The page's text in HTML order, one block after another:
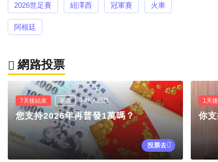
2026世足賽 紐澤西 冠軍賽 火車
阿根廷
網路投票
7天後結束 單選 3.8K人已投
您支持2026年再普發1萬嗎？
投票去
1天
你